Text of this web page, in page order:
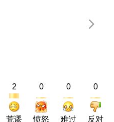
2
荒谬
0
愤怒
0
难过
0
反对